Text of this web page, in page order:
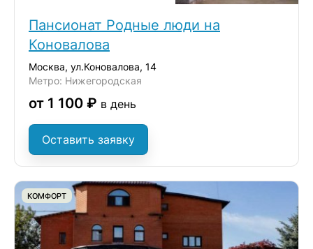
Пансионат Родные люди на
Коновалова
Москва, ул.Коновалова, 14
Метро: Нижегородская
от 1 100 ₽ в день
Оставить заявку
КОМФОРТ